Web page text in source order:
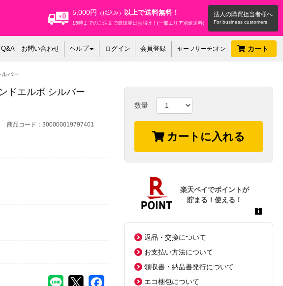
法人の購買担当者様へ
5,000円 （税込み） 以上で送料無料！
15時までのご注文で最短翌日お届け！(一部エリア別途送料)
Q&A｜お問い合わせ ヘルプ ログイン 会員登録 セーフサーチ:オン カート
バー
ドエルボ シルバー
商品コード：300000019797401
数量
カートに入れる
返品・交換について
お支払い方法について
領収書・納品書発行について
エコ梱包について